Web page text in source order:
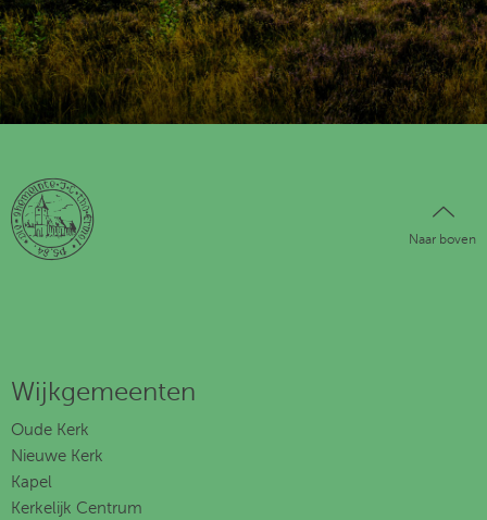
Naar boven
Wijkgemeenten
Oude Kerk
Nieuwe Kerk
Kapel
Kerkelijk Centrum